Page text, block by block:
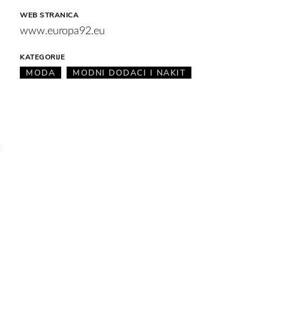
WEB STRANICA
www.europa92.eu
KATEGORIJE
MODA MODNI DODACI I NAKIT